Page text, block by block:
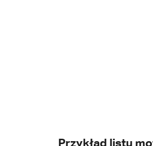
Przykład listu